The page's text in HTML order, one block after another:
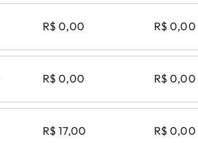
R$ 0,00 R$ 0,00
R$ 0,00 R$ 0,00
R$ 17,00 R$ 0,00